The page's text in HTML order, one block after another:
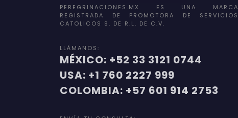
PEREGRINACIONES.MX ES UNA MARCA
REGISTRADA DE PROMOTORA DE SERVICIOS
CATOLICOS S. DE R.L. DE C.V.
LLÁMANOS:
MÉXICO: +52 33 3121 0744
USA: +1 760 2227 999
COLOMBIA: +57 601 914 2753